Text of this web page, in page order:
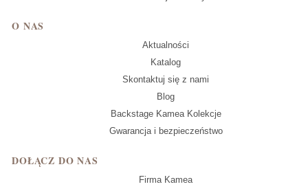
O NAS
Aktualności
Katalog
Skontaktuj się z nami
Blog
Backstage Kamea Kolekcje
Gwarancja i bezpieczeństwo
DOŁĄCZ DO NAS
Firma Kamea